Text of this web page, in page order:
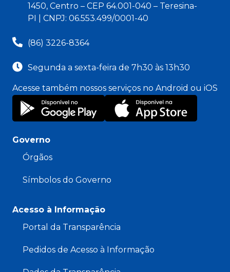
1450, Centro – CEP 64.001-040 – Teresina-
PI | CNPJ: 06.553.499/0001-40
(86) 3226-8364
Segunda a sexta-feira de 7h30 às 13h30
Acesse também nossos serviços no Android ou iOS
Governo
Órgãos
Símbolos do Governo
Acesso à Informação
Portal da Transparência
Pedidos de Acesso à Informação